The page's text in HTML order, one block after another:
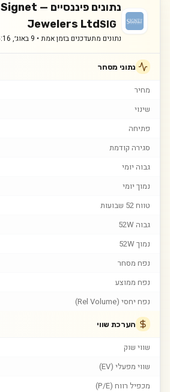
נתונים פיננסיים — Signet
Jewelers LtdSIG
נתונים מתעדכנים בזמן אמת • 9 באוג׳, 05:16
נתוני מסחר
מחיר
שינוי
פתיחה
סגירה קודמת
גבוה יומי
נמוך יומי
טווח 52 שבועות
גבוה 52W
נמוך 52W
נפח מסחר
נפח ממוצע
נפח יחסי (Rel Volume)
הערכת שווי
שווי שוק
שווי מפעלי (EV)
מכפיל רווח (P/E)